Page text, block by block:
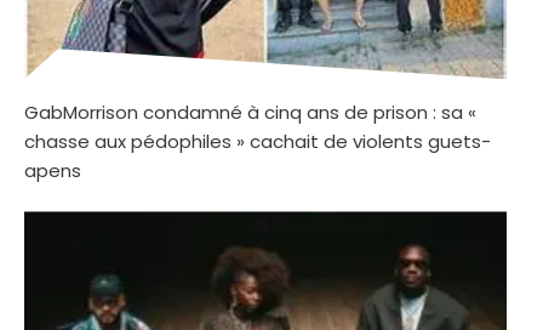
GabMorrison condamné à cinq ans de prison : sa «
chasse aux pédophiles » cachait de violents guets-
apens